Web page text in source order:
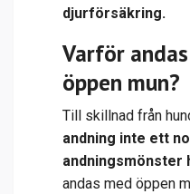
djurförsäkring.
Varför
öppen mun?
Till skillnad från
andning inte ett
andningsmönster
andas med öppen